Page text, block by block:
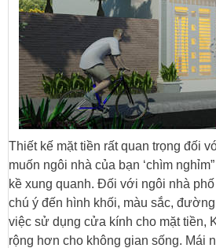
Thiết kế mặt tiền rất quan trọng đối
muốn ngôi nhà của bạn ‘chìm
kề xung quanh. Đối với ngôi nhà phố
chú ý đến hình khối, màu sắc,
việc sử dụng cửa kính cho mặt tiền,
rộng hơn cho không gian sống. Mái